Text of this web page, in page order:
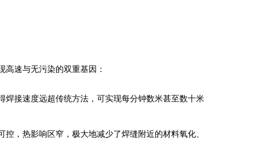
速与无污染的双重基因：
焊接速度远超传统方法，可实现每分钟数米甚至数十米
，热影响区窄，极大地减少了焊缝附近的材料氧化、